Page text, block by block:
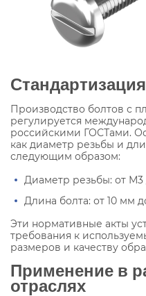
Производство болтов с
регулируется
российскими ГОСТами.
как диаметр резьбы и
следующим образом:
Диаметр резьбы: от
Длина болта: от 10 мм
Эти нормативные акты
требования к
размеров и качеству
Применение в
отраслях